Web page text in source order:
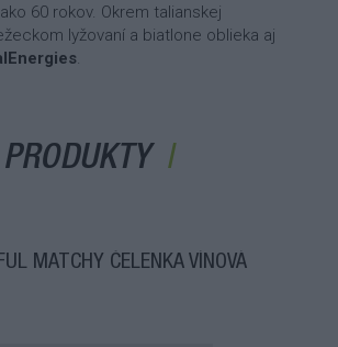
60 rokov. Okrem talianskej
lyžovaní a biatlone oblieka aj
.
MATCHY ČELENKA VÍNOVÁ